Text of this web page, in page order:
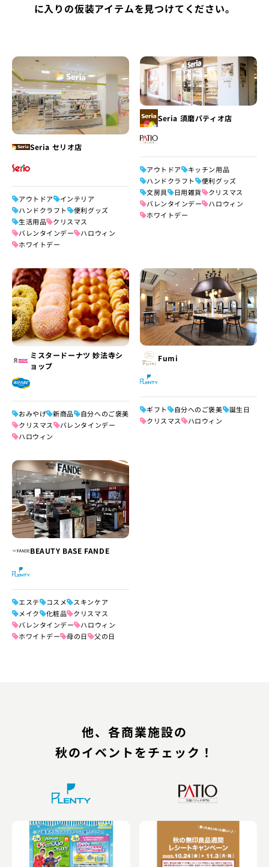
に入りの仮装アイテムを見つけてください。
Seria セリオ店
アウトドア
インテリア
ハンドクラフト
便利グッズ
生活用品
クリスマス
バレンタインデー
ハロウィン
ホワイトデー
Seria 須磨パティオ店
アウトドア
キッチン用品
ハンドクラフト
便利グッズ
文房具
日用雑貨
クリスマス
バレンタインデー
ハロウィン
ホワイトデー
ミスタードーナツ 妙法寺シ
ョップ
おみやげ 新商品
自分へのご褒美
クリスマス
バレンタインデー
ハロウィン
Fumi
ギフト 自分へのご褒美
誕生日
クリスマス
ハロウィン
BEAUTY BASE FANDE
エステ コスメ
スキンケア
メイク
化粧品
クリスマス
バレンタインデー
ハロウィン
ホワイトデー
母の日 父の日
他、各商業施設の
秋のイベントをチェック！